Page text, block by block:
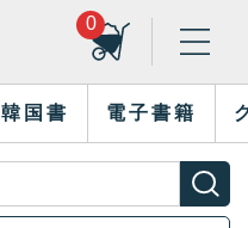
0
韓国書 電子書籍